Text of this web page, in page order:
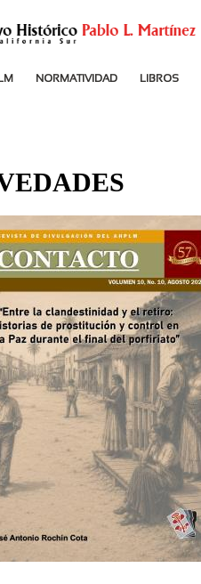
NORMATIVIDAD LIBROS